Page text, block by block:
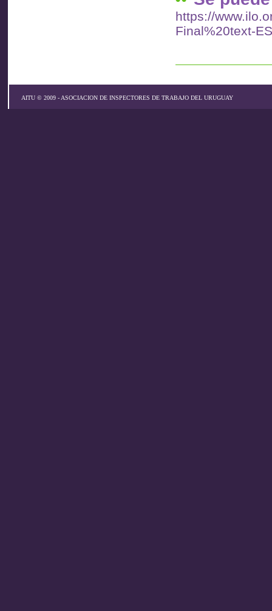
https://
Final%20text-
AITU © 2009 - ASOCIACION DE INSPECTORES DE TRABAJO DEL URUGUAY